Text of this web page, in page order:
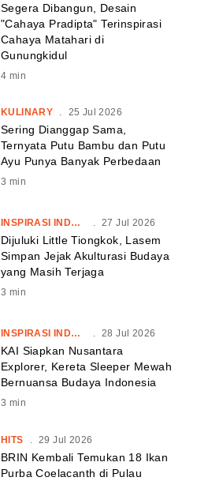
Segera Dibangun, Desain
"Cahaya Pradipta" Terinspirasi
Cahaya Matahari di
Gunungkidul
4 min
KULINARY . 25 Jul 2026
Sering Dianggap Sama,
Ternyata Putu Bambu dan Putu
Ayu Punya Banyak Perbedaan
3 min
INSPIRASI INDONESIA . 27 Jul 2026
Dijuluki Little Tiongkok, Lasem
Simpan Jejak Akulturasi Budaya
yang Masih Terjaga
3 min
INSPIRASI INDONESIA . 28 Jul 2026
KAI Siapkan Nusantara
Explorer, Kereta Sleeper Mewah
Bernuansa Budaya Indonesia
3 min
HITS 29 Jul 2026
BRIN Kembali Temukan 18 Ikan
Purba Coelacanth di Pulau